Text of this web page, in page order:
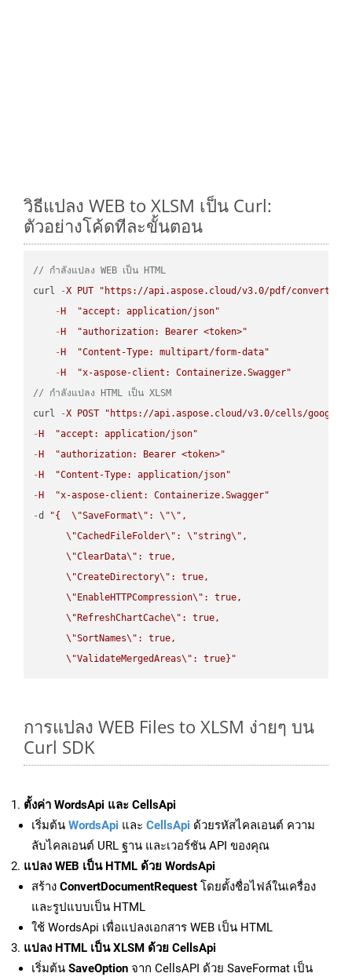
วิธีแปลง WEB to XLSM เป็น Curl:
ตัวอย่างโค้ดทีละขั้นตอน
// กำลังแปลง WEB เป็น HTML
curl
-X PUT
"https://api.aspose.cloud/v3.0/pdf/convert/
- H
"accept: application/json"
- H
"authorization: Bearer <token>"
- H
"Content-Type: multipart/form-data"
- H
"x-aspose-client: Containerize.Swagger"
// กำลังแปลง HTML เป็น XLSM
curl
-X POST
"https://api.aspose.cloud/v3.0/cells/
- H
"accept: application/json"
- H
"authorization: Bearer <token>"
- H
"Content-Type: application/json"
- H
"x-aspose-client: Containerize.Swagger"
-d "{ \"SaveFormat\" : \"\" ,
\"CachedFileFolder\" : \"string\" ,
\"ClearData\" : true,
\"CreateDirectory\" : true,
\" EnableHTTPCompression\" : true,
\" RefreshChartCache\" : true,
\"SortNames\" : true,
\"ValidateMergedAreas\" : true}"
การแปลง WEB Files to XLSM ง่ายๆ บน
Curl SDK
ตั้งค่า WordsApi และ CellsApi
เริ่มต้น WordsApi และ CellsApi ด้วยรหัสไคลเอนต์ ความ
ลับไคลเอนต์ URL ฐาน และเวอร์ชัน API ของคุณ
แปลง WEB เป็น HTML ด้วย WordsApi
สร้าง ConvertDocumentRequest โดยตั้งชื่อไฟล์ในเครื่อง
และรูปแบบเป็น HTML
ใช้ WordsApi เพื่อแปลงเอกสาร WEB เป็น HTML
แปลง HTML เป็น XLSM ด้วย CellsApi
เริ่มต้น SaveOption จาก CellsAPI ด้วย SaveFormat เป็น